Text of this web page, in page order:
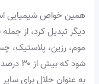
همین خواص شیمیایی
دیگر تبدیل کرد، از
موم، رزین،
شود
به عنوان حلال برای